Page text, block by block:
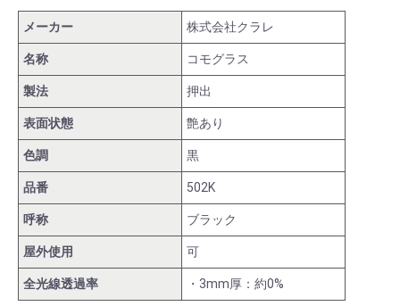
メーカー 株式会社クラレ
名称 コモグラス
製法 押出
表面状態 艶あり
色調 黒
品番 502K
呼称 ブラック
屋外使用 可
全光線透過率 ・3mm厚：約0%